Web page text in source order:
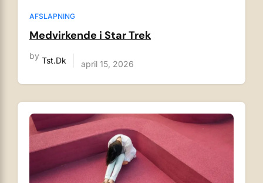
AFSLAPNING
Medvirkende i Star Trek
by Tst.dk april 15, 2026